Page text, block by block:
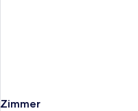
Zimmer